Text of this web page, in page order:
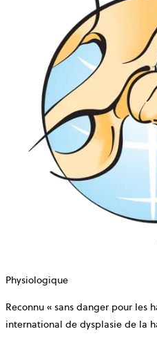
Physiologique
Reconnu « sans danger pour les
international de dysplasie de la